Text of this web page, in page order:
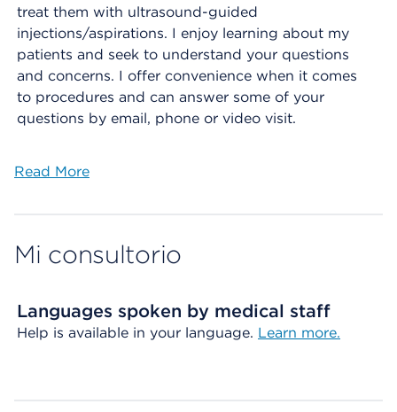
treat them with ultrasound-guided
injections/aspirations. I enjoy learning about my
patients and seek to understand your questions
and concerns. I offer convenience when it comes
to procedures and can answer some of your
questions by email, phone or video visit.
Read More
Mi consultorio
Languages spoken by medical staff
Help is available in your language. Learn more.